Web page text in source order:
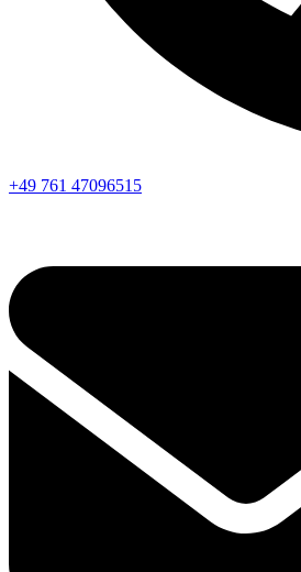
+49 761 47096515